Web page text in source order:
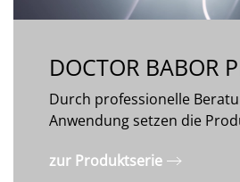
DOCTOR BABOR
Durch professionelle
Anwendung setzen die
zur Produktserie